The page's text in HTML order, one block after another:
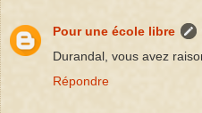
Pour une école libre
Durandal, vous avez
Répondre